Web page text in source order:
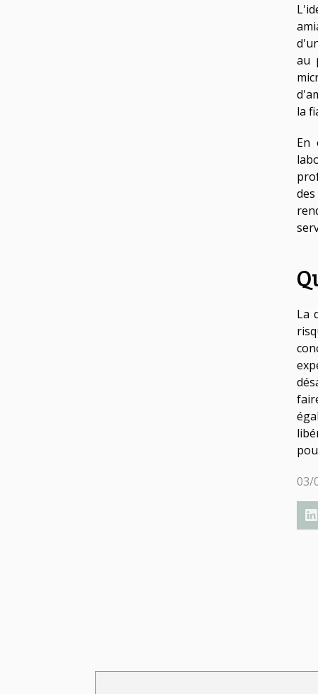
au
la
En
La
03/